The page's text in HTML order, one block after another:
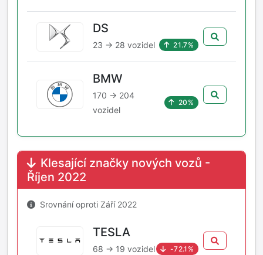
DS
23 → 28 vozidel 21.7%
BMW
170 → 204
vozidel
20%
Klesající značky nových vozů -
Říjen 2022
Srovnání oproti Září 2022
TESLA
68 → 19 vozidel -72.1%